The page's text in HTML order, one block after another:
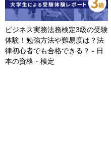
ビジネス実務法務検定3級の受験
体験！勉強方法や難易度は？法
律初心者でも合格できる？ - 日
本の資格・検定